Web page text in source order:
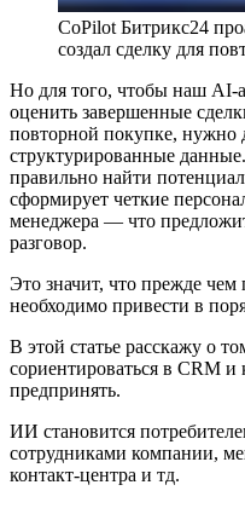
CoPilot Битрикс24
создал сделку для
Но для того, чтобы наш AI-
оценить завершенные
повторной покупке, нужно
структурированные
правильно найти
сформирует четкие
менеджера — что
разговор.
Это значит, что прежде
необходимо привести в
В этой статье расскажу о
сориентироваться в CRM и
предпринять.
ИИ становится
сотрудниками компании,
контакт-центра и тд.